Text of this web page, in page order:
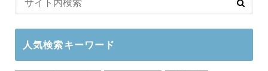
人気検索キーワード